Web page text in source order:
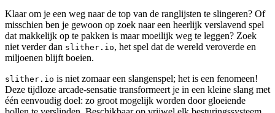
Klaar om je een weg naar de top van de ranglijsten te slingeren? Of
misschien ben je gewoon op zoek naar een heerlijk verslavend spel
dat makkelijk op te pakken is maar moeilijk weg te leggen? Zoek
niet verder dan slither.io, het spel dat de wereld veroverde en
miljoenen blijft boeien.
slither.io is niet zomaar een slangenspel; het is een fenomeen!
Deze tijdloze arcade-sensatie transformeert je in een kleine slang met
één eenvoudig doel: zo groot mogelijk worden door gloeiende